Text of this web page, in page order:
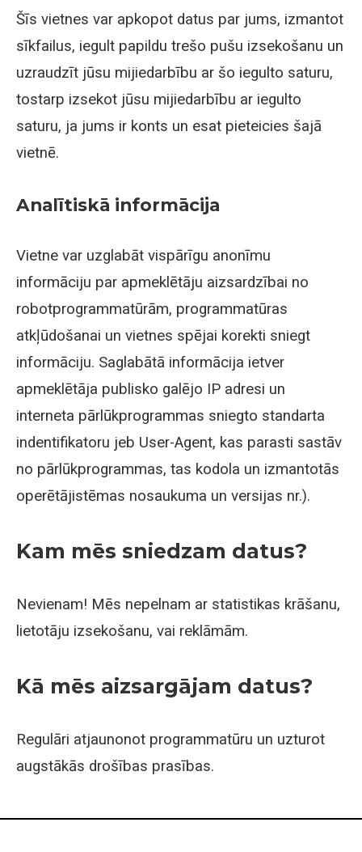
Šīs vietnes var apkopot datus par jums, izmantot
sīkfailus, iegult papildu trešo pušu izsekošanu un
uzraudzīt jūsu mijiedarbību ar šo iegulto saturu,
tostarp izsekot jūsu mijiedarbību ar iegulto
saturu, ja jums ir konts un esat pieteicies šajā
vietnē.
Analītiskā informācija
Vietne var uzglabāt vispārīgu anonīmu
informāciju par apmeklētāju aizsardzībai no
robotprogrammatūrām, programmatūras
atkļūdošanai un vietnes spējai korekti sniegt
informāciju. Saglabātā informācija ietver
apmeklētāja publisko galējo IP adresi un
interneta pārlūkprogrammas sniegto standarta
indentifikatoru jeb User-Agent, kas parasti sastāv
no pārlūkprogrammas, tas kodola un izmantotās
operētājistēmas nosaukuma un versijas nr.).
Kam mēs sniedzam datus?
Nevienam! Mēs nepelnam ar statistikas krāšanu,
lietotāju izsekošanu, vai reklāmām.
Kā mēs aizsargājam datus?
Regulāri atjaunonot programmatūru un uzturot
augstākās drošības prasības.